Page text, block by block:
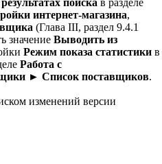
поиска в разделе
интернет-магазина,
(Глава III, раздел 9.4.1
значение Выводить из
Режим показа статистики в
Работа с
► Список поставщиков.
изменений версии